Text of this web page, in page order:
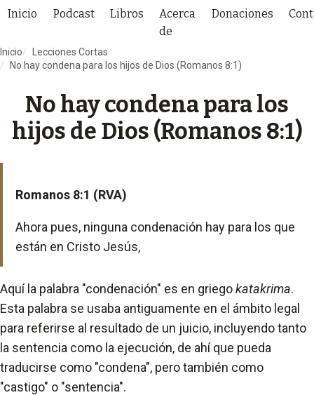
Inicio Podcast Libros
Acerca
de
Donaciones
Inicio
Lecciones Cortas
No hay condena para los hijos de Dios (Romanos 8:1)
No hay condena para los
hijos de Dios (Romanos 8:1)
Romanos 8:1 (RVA)
Ahora pues, ninguna condenación hay para los que
están en Cristo Jesús,
Aquí la palabra "condenación" es en griegokatakrima.
Esta palabra se usaba antiguamente en el ámbito legal
para referirse al resultado de un juicio, incluyendo tanto
la sentencia como la ejecución, de ahí que pueda
traducirse como "condena", pero también como
"castigo" o "sentencia".